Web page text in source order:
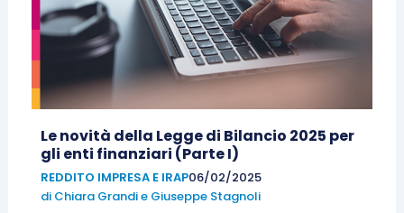
Le novità della Legge di Bilancio 2025 per
gli enti finanziari (Parte I)
REDDITO IMPRESA E IRAP06/02/2025
di Chiara Grandie Giuseppe Stagnoli